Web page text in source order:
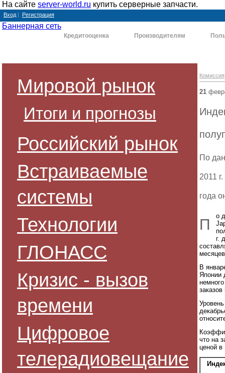
На сайте server-world.ru купить серверные запчасти.
Вход | Регистрация
Баннерная сеть
Кредитооценка Производителям
Мировой рынок
Итоги и прогнозы
Российский рынок
Встраиваемые
системы
Технологии
ГЛОНАСС
Кризис - вызов
времени
Цифровое
телерадиовещание
Комиссия
21
По
2011
года
П
о
г.
В
Японии
что на
ценой в